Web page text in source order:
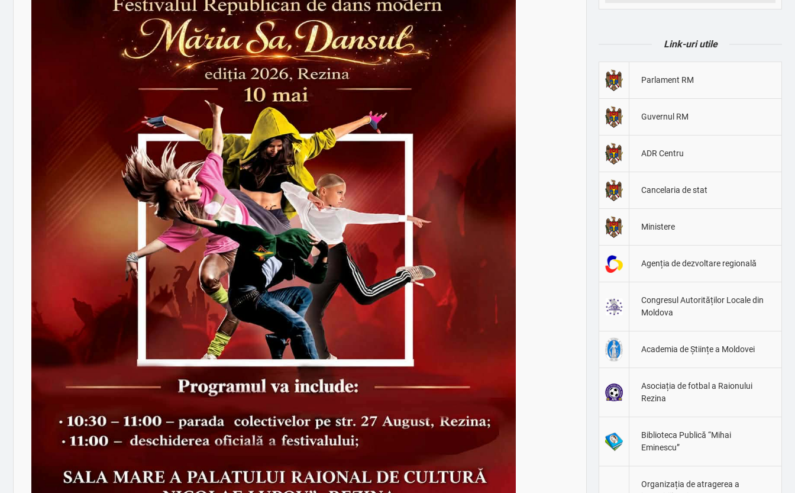
Link-uri utile
Parlament RM
Guvernul RM
ADR Centru
Cancelaria de stat
Ministere
Agenția de dezvoltare regională
Congresul Autorităților Locale din
Moldova
Academia de Științe a Moldovei
Asociația de fotbal a Raionului
Rezina
Biblioteca Publică “Mihai
Eminescu”
Organizația de atragerea a